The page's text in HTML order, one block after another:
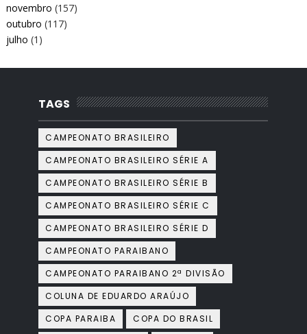
novembro (157)
outubro (117)
julho (1)
TAGS
CAMPEONATO BRASILEIRO
CAMPEONATO BRASILEIRO SÉRIE A
CAMPEONATO BRASILEIRO SÉRIE B
CAMPEONATO BRASILEIRO SÉRIE C
CAMPEONATO BRASILEIRO SÉRIE D
CAMPEONATO PARAIBANO
CAMPEONATO PARAIBANO 2ª DIVISÃO
COLUNA DE EDUARDO ARAÚJO
COPA PARAIBA
COPA DO BRASIL